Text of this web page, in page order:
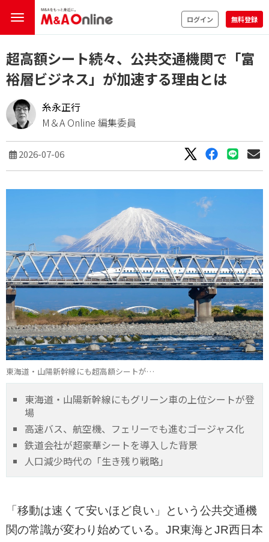
ログイン 無料登録
超高額シート続々、公共交通機関で「富
裕層ビジネス」が加速する理由とは
糸永正行
M＆A Online 編集委員
2026-07-06
東海道・山陽新幹線にも超高額シートが…
東海道・山陽新幹線にもグリーン車の上位シートが登
場
高速バス、航空機、フェリーでも進むゴージャス化
鉄道会社が超豪華シートを導入した背景
人口減少時代の「生き残り戦略」
「移動は速くて安いほど良い」という公共交通機
関の常識が変わり始めている。JR東海とJR西日本